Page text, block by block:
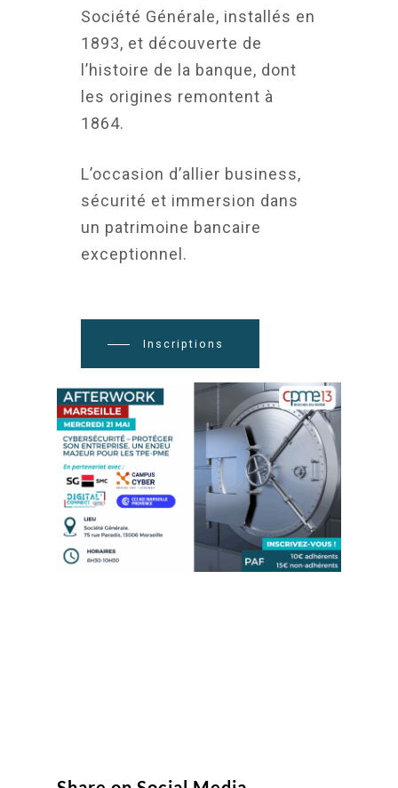
Société Générale, installés en
1893, et découverte de
l’histoire de la banque, dont
les origines remontent à
1864.
L’occasion d’allier business,
sécurité et immersion dans
un patrimoine bancaire
exceptionnel.
Inscriptions